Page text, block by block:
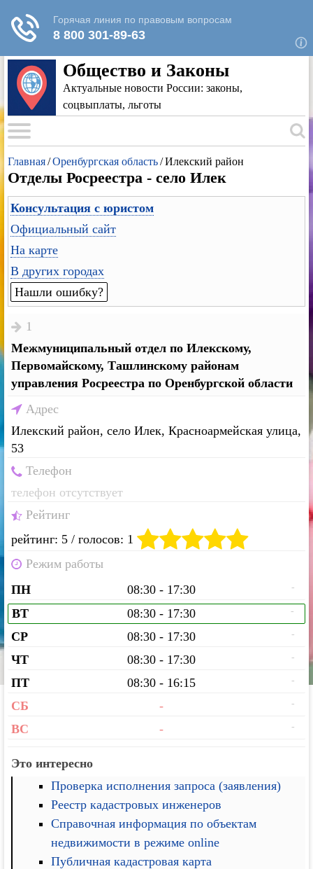
Общество и Законы
Актуальные новости России: законы,
соцвыплаты, льготы
Главная/Оренбургская область/Илекский район
Отделы Росреестра - село Илек
Консультация с юристом
Официальный сайт
На карте
В других городах
Нашли ошибку?
1
Межмуниципальный отдел по Илекскому,
Первомайскому, Ташлинскому районам
управления Росреестра по Оренбургской области
Адрес
Илекский район, село Илек, Красноармейская улица,
53
Телефон
телефон отсутствует
Рейтинг
рейтинг: 5 / голосов: 1
Режим работы
ПН
08:30 - 17:30 -
ВТ 08:30 - 17:30 -
СР 08:30 - 17:30 -
ЧТ 08:30 - 17:30 -
ПТ 08:30 - 16:15 -
СБ - -
ВС - -
Это интересно
Проверка исполнения запроса (заявления)
Реестр кадастровых инженеров
Справочная информация по объектам
недвижимости в режиме online
Публичная кадастровая карта
Для любых предложений по сайту: rk-
reestr@cp9.ru